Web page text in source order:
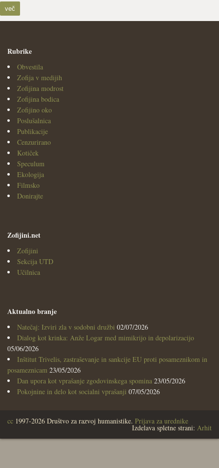
več
Rubrike
Obvestila
Zofija v medijih
Zofijina modrost
Zofijina bodica
Zofijino oko
Poslušalnica
Publikacije
Cenzurirano
Kotiček
Speculum
Ekologija
Filmsko
Donirajte
Zofijini.net
Zofijini
Sekcija UTD
Učilnica
Aktualno branje
Natečaj: Izviri zla v sodobni družbi 02/07/2026
Dialog kot krinka: Anže Logar med mimikrijo in depolarizacijo
05/06/2026
Inštitut Trivelis, zastraševanje in sankcije EU proti posameznikom in
posameznicam 23/05/2026
Dan upora kot vprašanje zgodovinskega spomina 23/05/2026
Pokojnine in delo kot socialni vprašanji 07/05/2026
cc 1997-2026 Društvo za razvoj humanistike. Prijava za urednike
Izdelava spletne strani: Arhit